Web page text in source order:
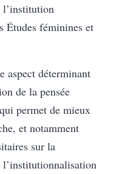
l’institution
Études féminines et
aspect déterminant
de la pensée
permet de mieux
et notamment
sur la